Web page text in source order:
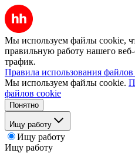
Мы используем файлы cookie,
правильную работу нашего веб-
трафик.
Правила использования
Мы используем файлы cookie.
файлов cookie
Понятно
Ищу работу
Ищу работу
Ищу работу